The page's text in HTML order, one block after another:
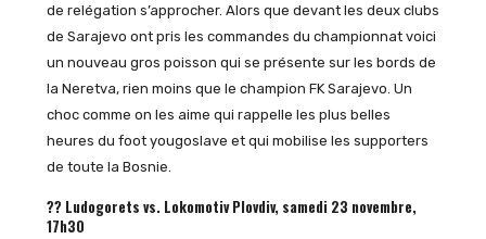
de relégation s’approcher. Alors que devant les deux clubs
de Sarajevo ont pris les commandes du championnat voici
un nouveau gros poisson qui se présente sur les bords de
la Neretva, rien moins que le champion FK Sarajevo. Un
choc comme on les aime qui rappelle les plus belles
heures du foot yougoslave et qui mobilise les supporters
de toute la Bosnie.
?? Ludogorets vs. Lokomotiv Plovdiv, samedi 23 novembre,
17h30